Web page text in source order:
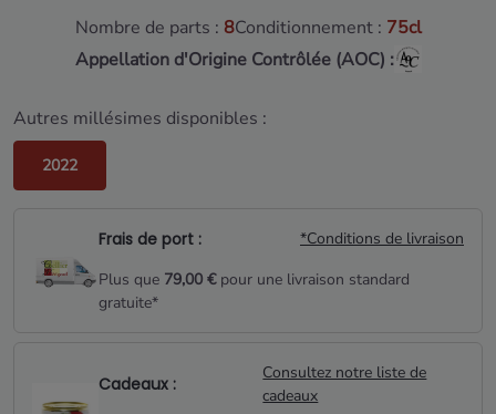
Nombre de parts : 8Conditionnement : 75cl
Appellation d'Origine Contrôlée (AOC) :
Autres millésimes disponibles :
2022
Frais de port :
*Conditions de livraison
Plus que 79,00 €pour une livraison standard
gratuite*
Cadeaux :
Consultez notre liste de
cadeaux